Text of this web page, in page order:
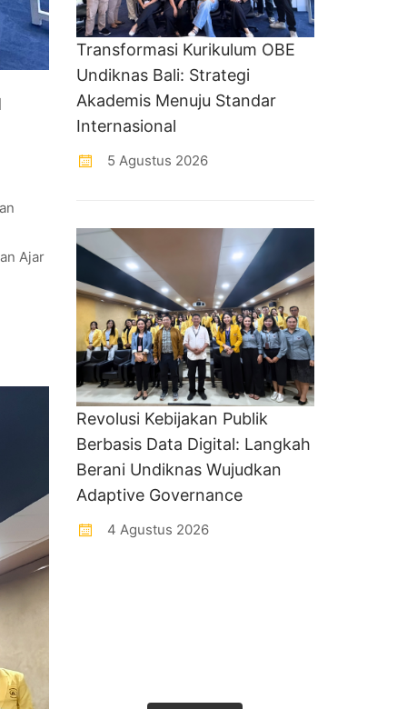
Ajar
Transformasi Kurikulum OBE
Undiknas Bali: Strategi
Akademis Menuju Standar
Internasional
5 Agustus 2026
Revolusi Kebijakan Publik
Berbasis Data Digital: Langkah
Berani Undiknas Wujudkan
Adaptive Governance
4 Agustus 2026